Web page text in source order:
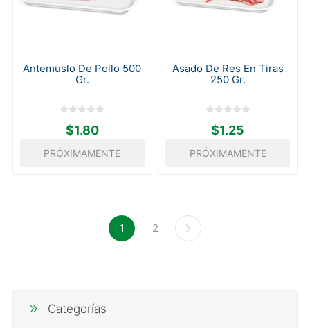
Antemuslo De Pollo 500
Gr.
$1.80
PRÓXIMAMENTE
Asado De Res En Tiras
250 Gr.
$1.25
PRÓXIMAMENTE
1 2
Categorías